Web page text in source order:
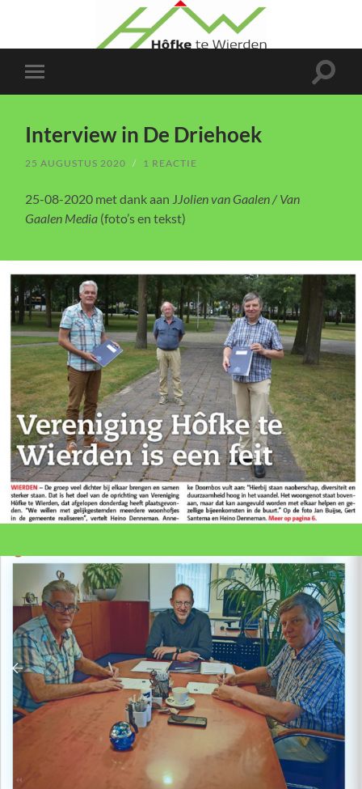
Toggle
mobiel
Toggle
Interview in De Driehoek
25 AUGUSTUS 2020 / 1 REACTIE
25-08-2020 met dank aan J Jolien van Gaalen / Van
Gaalen Media (foto’s en tekst)